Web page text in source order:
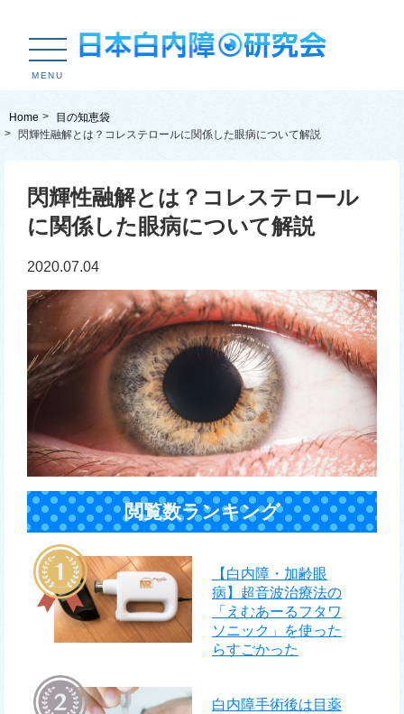
MENU
Home
目の知恵袋
閃輝性融解とは？コレステロールに関係した眼病について解説
閃輝性融解とは？コレステロール
に関係した眼病について解説
2020.07.04
閲覧数ランキング
【白内障・加齢眼
病】超音波治療法の
「えむあーるフタワ
ソニック」を使った
らすごかった
白内障手術後は目薬